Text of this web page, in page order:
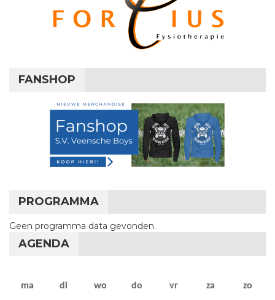
FANSHOP
PROGRAMMA
Geen programma data gevonden.
AGENDA
ma maandag
di dinsdag
wo woensdag
do donderdag
vr vrijdag
za zaterdag
zo